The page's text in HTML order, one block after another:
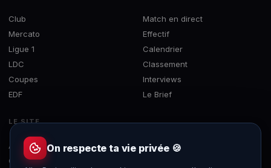
Club
Mercato
Ligue 1
LDC
Coupes
EDF
Match en direct
Effectif
Calendrier
Classement
Interviews
Le Brief
LE SITE
À propos
Contact
On respecte ta vie privée 🍪